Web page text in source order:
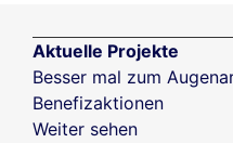
Aktuelle Projekte
Besser mal zum
Benefizaktionen
Weiter sehen